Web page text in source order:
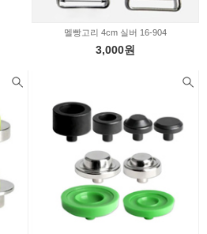
멜빵고리 4cm 실버 16-904
3,000원